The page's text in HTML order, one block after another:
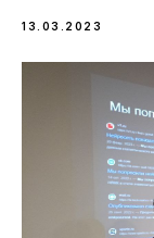
13.03.2023